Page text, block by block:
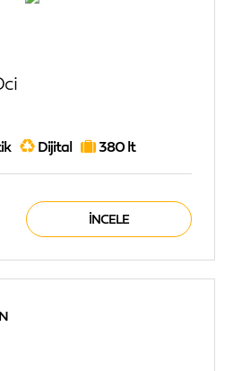
Dijital 380 lt
İNCELE